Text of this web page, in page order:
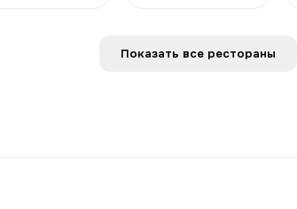
Показать все рестораны